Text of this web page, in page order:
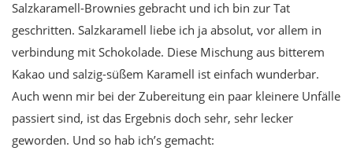
Salzkaramell-Brownies gebracht und ich bin zur Tat
geschritten. Salzkaramell liebe ich ja absolut, vor allem in
verbindung mit Schokolade. Diese Mischung aus bitterem
Kakao und salzig-süßem Karamell ist einfach wunderbar.
Auch wenn mir bei der Zubereitung ein paar kleinere Unfälle
passiert sind, ist das Ergebnis doch sehr, sehr lecker
geworden. Und so hab ich’s gemacht: